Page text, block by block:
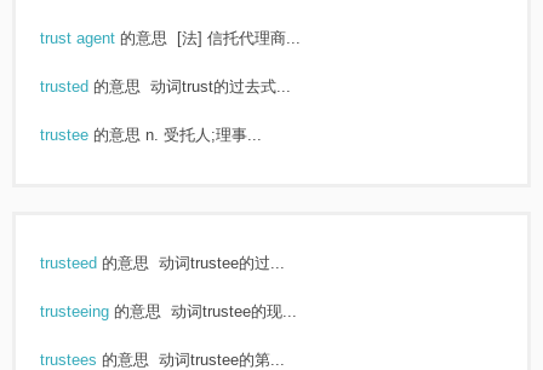
trust agent 的意思 [法] 信托代理商...
trusted 的意思 动词trust的过去式...
trustee 的意思 n. 受托人;理事...
trusteed 的意思 动词trustee的过...
trusteeing 的意思 动词trustee的现...
trustees 的意思 动词trustee的第...